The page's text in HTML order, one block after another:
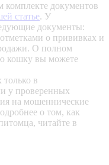
документов
статье. У
документы:
о прививках и
О полном
кошку вы можете
в
у проверенных
на мошеннические
о том, как
читайте в